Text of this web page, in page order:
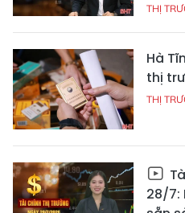
THỊ
Hà
thị
THỊ
28/7: